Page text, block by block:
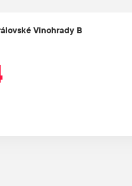
Vinohrady B